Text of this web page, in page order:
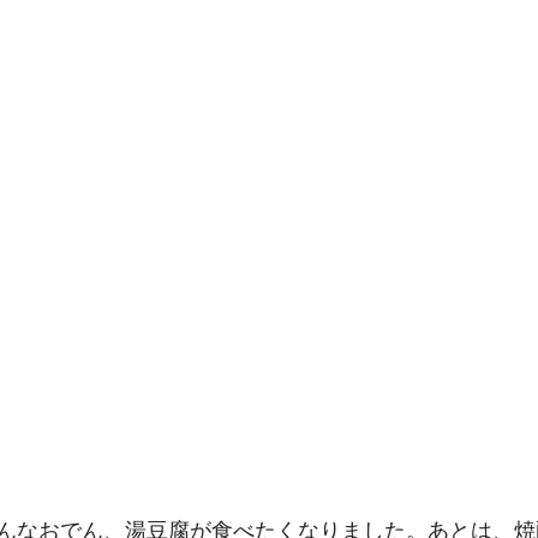
なおでん、湯豆腐が食べたくなりました。あとは、